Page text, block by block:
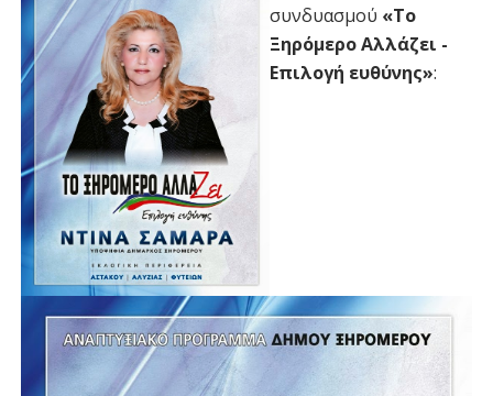
συνδυασμού «Το
Ξηρόμερο Αλλάζει -
Επιλογή ευθύνης»: